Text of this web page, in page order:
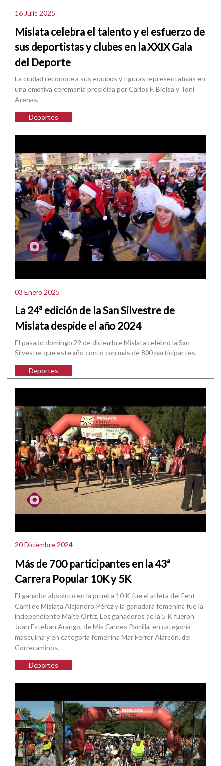
16 Julio 2025
Mislata celebra el talento y el esfuerzo de
sus deportistas y clubes en la XXIX Gala
del Deporte
La ciudad reconoce a sus equipos y figuras representativas en
una emotiva ceremonia presidida por Carlos F. Bielsa y Toni
Arenas.
Deportes
03 Enero 2025
La 24ª edición de la San Silvestre de
Mislata despide el año 2024
El pasado domingo 29 de diciembre Mislata celebró la San
Silvestre que este año contó con más de 800 participantes.
Deportes
20 Diciembre 2024
Más de 700 participantes en la 43ª
Carrera Popular 10K y 5K
El ganador absoluto en la prueba 10 K fue el atleta del Fent
Camí de Mislata Alejandro Pérez y la ganadora femenina fue la
independiente Maite Ortiz. Los ganadores de la 5 K fueron
Juan Esteban Arango, de Mis Carnes Parrilla, en categoría
masculina y en categoría femenina Mar Ferrer Alarcón, del
Correcaminos.
Deportes